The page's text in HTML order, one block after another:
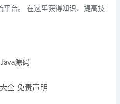
台。 在这里获得知识、提高技
Java源码
全 免责声明